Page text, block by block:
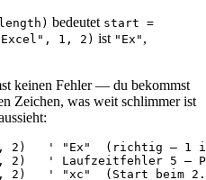
bedeutet start =
1, 2) ist "Ex" ,
keinen Fehler — du bekommst
Zeichen, was weit schlimmer ist
2)   ' "Ex"  (richtig — 1
2)   ' Laufzeitfehler 5 —